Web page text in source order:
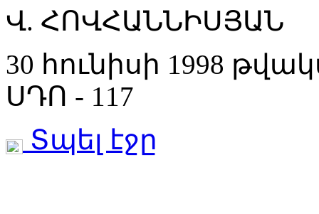
Վ. ՀՈՎՀԱՆՆԻՍՅԱՆ
30 հունիսի 1998
ՍԴՈ - 117
Տպել էջը